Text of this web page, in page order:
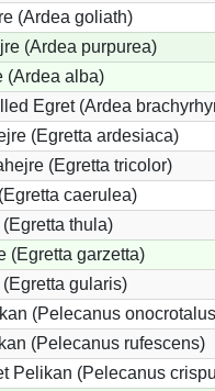
(Ardea goliath)
(Ardea purpurea)
(Ardea alba)
Egret (Ardea
(Egretta ardesiaca)
(Egretta tricolor)
caerulea)
thula)
(Egretta garzetta)
gularis)
(Pelecanus
(Pelecanus rufescens)
Pelikan (Pelecanus